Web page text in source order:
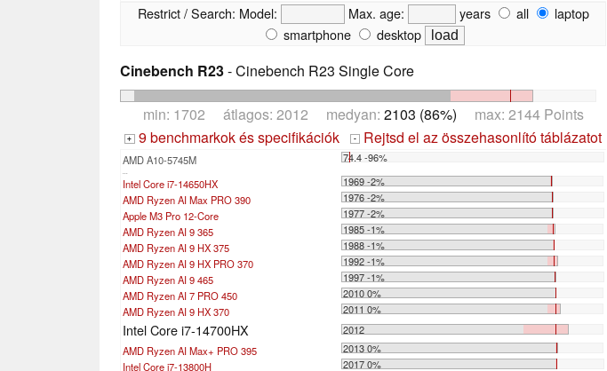
Restrict / Search: Model: Max. age: years all
laptop
smartphone
desktop
Cinebench R23- Cinebench R23 Single Core
min: 1702 átlagos: 2012 medyan: 2103 (86%) max: 2144 Points
+ 9 benchmarkok és specifikációk - Rejtsd el az összehasonlító táblázatot
AMD A10-5745M 74.4 -96%
...
Intel Core i7-14650HX
1969 -2%
AMD Ryzen AI Max PRO 390
1976 -2%
Apple M3 Pro 12-Core
1977 -2%
AMD Ryzen AI 9 365
1985 -1%
AMD Ryzen AI 9 HX 375
1988 -1%
AMD Ryzen AI 9 HX PRO 370
1992 -1%
AMD Ryzen AI 9 465
1997 -1%
AMD Ryzen AI 7 PRO 450
2010 0%
AMD Ryzen AI 9 HX 370
2011 0%
Intel Core i7-14700HX
2012
AMD Ryzen AI Max+ PRO 395
2013 0%
Intel Core i7-13800H
2017 0%